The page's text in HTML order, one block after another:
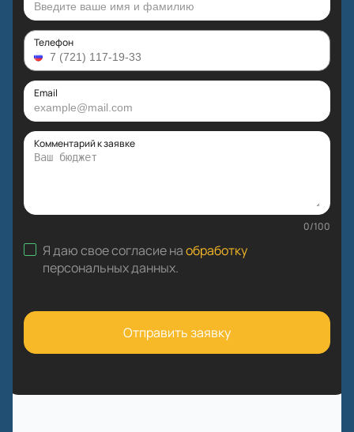
Телефон
Email
Комментарий к заявке
0/100
Я даю свое согласие наобработку
персональных данных.
Отправить заявку